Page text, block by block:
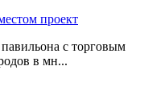
проект
с торговым
в мн...